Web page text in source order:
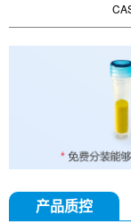
产品质控